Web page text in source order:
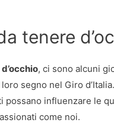
tenere
, ci sono alcuni
segno nel Giro
influenzare le
come noi.